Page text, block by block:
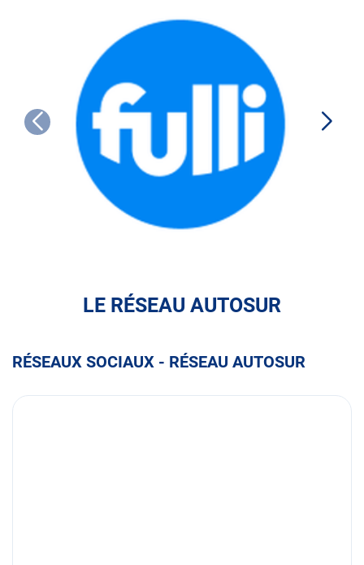
LE RÉSEAU AUTOSUR
RÉSEAUX SOCIAUX - RÉSEAU AUTOSUR